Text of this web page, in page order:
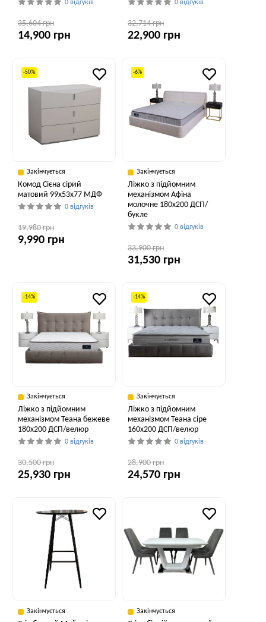
0 відгуків
35,604 грн
14,900 грн
0 відгуків
32,714 грн
22,900 грн
-50%
Закінчується
Комод Сієна сірий
матовий 99x53x77 МДФ
0 відгуків
19,980 грн
9,990 грн
-6%
Закінчується
Ліжко з підйомним
механізмом Афіна
молочне 180x200 ДСП/
букле
0 відгуків
33,900 грн
31,530 грн
-14%
Закінчується
Ліжко з підйомним
механізмом Теана бежеве
180x200 ДСП/велюр
0 відгуків
30,500 грн
25,930 грн
-14%
Закінчується
Ліжко з підйомним
механізмом Теана сіре
160x200 ДСП/велюр
0 відгуків
28,900 грн
24,570 грн
Закінчується Закінчується